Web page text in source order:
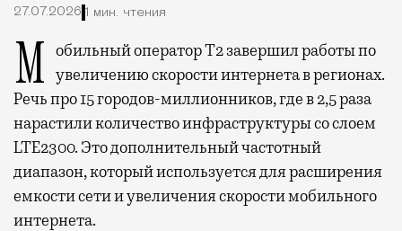
27.07.2026 1 мин. чтения
Мобильный оператор Т2 завершил работы по увеличению скорости интернета в регионах.
Речь про 15 городов-миллионников, где в 2,5 раза
нарастили количество инфраструктуры со слоем
LTE2300. Это дополнительный частотный
диапазон, который используется для расширения
емкости сети и увеличения скорости мобильного
интернета.